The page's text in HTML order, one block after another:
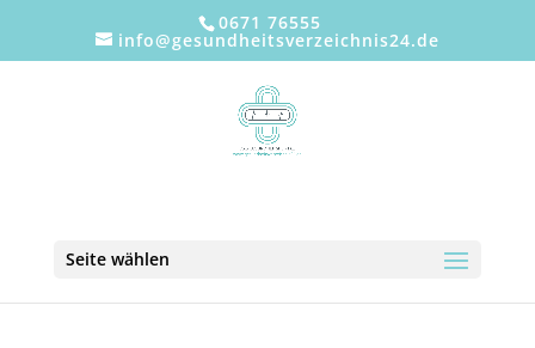
0671 76555
info@gesundheitsverzeichnis24.de
Seite wählen